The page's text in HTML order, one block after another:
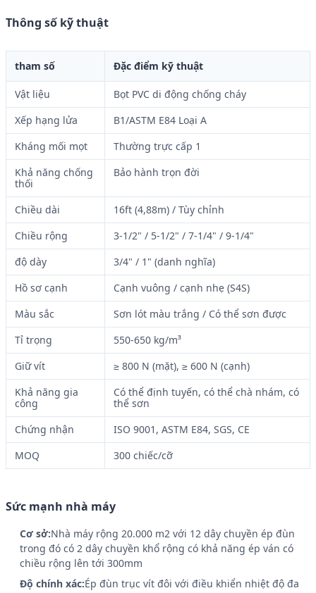
Thông số kỹ thuật
tham số Đặc điểm kỹ thuật
Vật liệu
Bọt PVC di động chống cháy
Xếp hạng lửa
B1/ASTM E84 Loại A
Kháng mối mọt
Thường trực cấp 1
Khả năng chống
thối
Bảo hành trọn đời
Chiều dài
16ft (4,88m) / Tùy chỉnh
Chiều rộng
3-1/2" / 5-1/2" / 7-1/4" / 9-1/4"
độ dày
3/4" / 1" (danh nghĩa)
Hồ sơ cạnh
Cạnh vuông / cạnh nhẹ (S4S)
Màu sắc
Sơn lót màu trắng / Có thể sơn được
Tỉ trọng
550-650 kg/m³
Giữ vít
≥ 800 N (mặt), ≥ 600 N (cạnh)
Khả năng gia
công
Có thể định tuyến, có thể chà nhám, có
thể sơn
Chứng nhận
ISO 9001, ASTM E84, SGS, CE
MOQ
300 chiếc/cỡ
Sức mạnh nhà máy
Cơ sở:Nhà máy rộng 20.000 m2 với 12 dây chuyền ép đùn
trong đó có 2 dây chuyền khổ rộng có khả năng ép ván có
chiều rộng lên tới 300mm
Độ chính xác:Ép đùn trục vít đôi với điều khiển nhiệt độ đa